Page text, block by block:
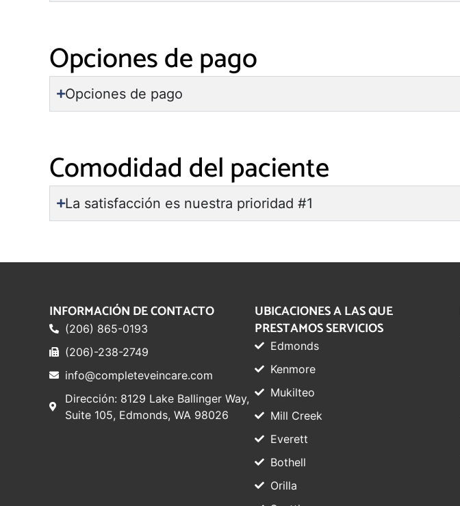
Opciones de pago
Opciones de pago
Comodidad del paciente
La satisfacción es nuestra prioridad #1
INFORMACIÓN DE CONTACTO
(206) 865-0193
(206)-238-2749
info@completeveincare.com
Dirección: 8129 Lake Ballinger Way,
Suite 105, Edmonds, WA 98026
UBICACIONES A LAS QUE
PRESTAMOS SERVICIOS
Edmonds
Kenmore
Mukilteo
Mill Creek
Everett
Bothell
Orilla